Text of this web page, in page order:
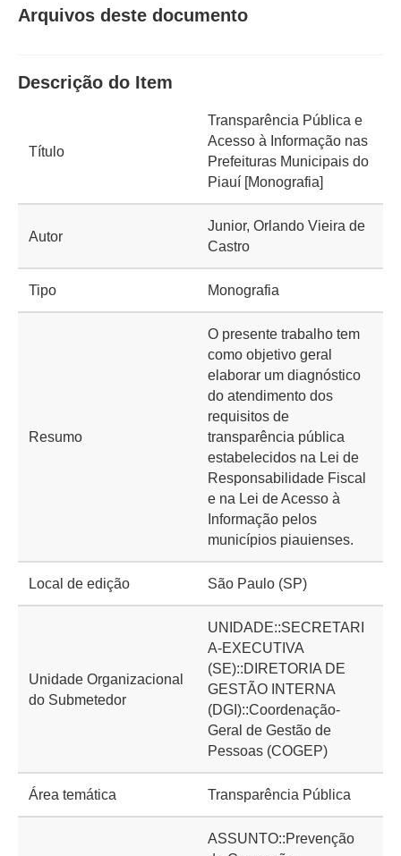
Arquivos deste documento
Descrição do Item
Título
Transparência Pública e
Acesso à Informação nas
Prefeituras Municipais do
Piauí [Monografia]
Autor
Junior, Orlando Vieira de
Castro
Tipo Monografia
Resumo
O presente trabalho tem
como objetivo geral
elaborar um diagnóstico
do atendimento dos
requisitos de
transparência pública
estabelecidos na Lei de
Responsabilidade Fiscal
e na Lei de Acesso à
Informação pelos
municípios piauienses.
Local de edição São Paulo (SP)
Unidade Organizacional
do Submetedor
UNIDADE::SECRETARI
A-EXECUTIVA
(SE)::DIRETORIA DE
GESTÃO INTERNA
(DGI)::Coordenação-
Geral de Gestão de
Pessoas (COGEP)
Área temática Transparência Pública
ASSUNTO::Prevenção